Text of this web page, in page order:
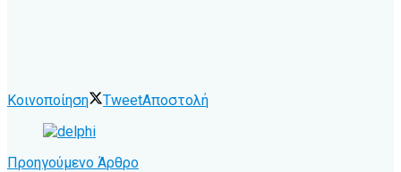
Κοινοποίηση TweetΑποστολή
Προηγούμενο Άρθρο